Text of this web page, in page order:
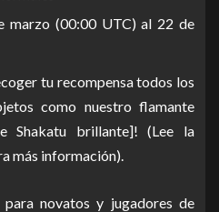
marzo (00:00 UTC) al 22 de
tu recompensa todos los
como nuestro flamante
Shakatu brillante]! (Lee la
más información).
para novatos y jugadores de